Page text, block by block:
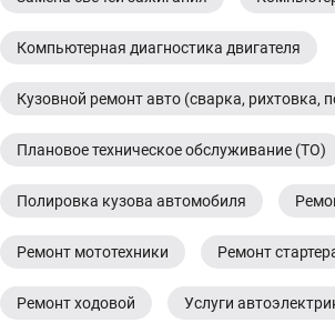
Компьютерная диагностика двигателя
Кузовной ремонт авто (сварка, рихтовка,
Плановое техническое обслуживание (ТО)
Полировка кузова автомобиля
Ремонт мототехники Ремонт
Ремонт ходовой Услуги